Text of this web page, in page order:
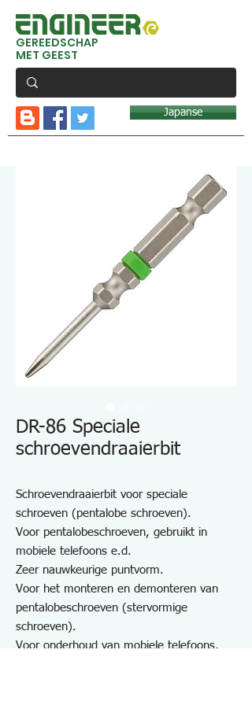
GEREEDSCHAP
MET GEEST
Japanse
DR-86 Speciale
schroevendraaierbit
Schroevendraaierbit voor speciale
schroeven (pentalobe schroeven).
Voor pentalobeschroeven, gebruikt in
mobiele telefoons e.d.
Zeer nauwkeurige puntvorm.
Voor het monteren en demonteren van
pentalobeschroeven (stervormige
schroeven).
Voor onderhoud van mobiele telefoons,